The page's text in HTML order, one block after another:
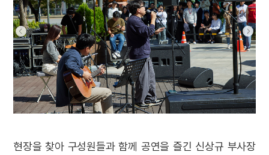
현장을 찾아 구성원들과 함께 공연을 즐긴 신상규 부사장